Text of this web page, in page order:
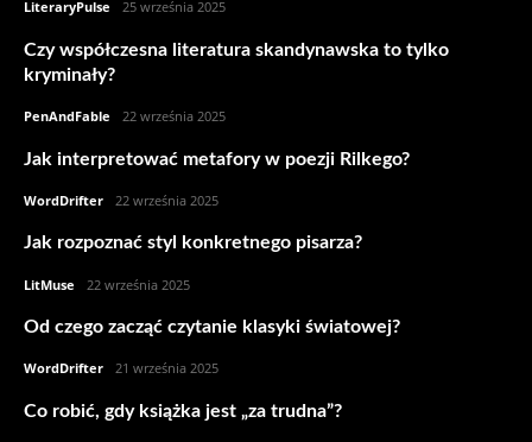
LiteraryPulse 25 września 2025
Czy współczesna literatura skandynawska to tylko
kryminały?
PenAndFable 22 września 2025
Jak interpretować metafory w poezji Rilkego?
WordDrifter 22 września 2025
Jak rozpoznać styl konkretnego pisarza?
LitMuse 22 września 2025
Od czego zacząć czytanie klasyki światowej?
WordDrifter 21 września 2025
Co robić, gdy książka jest „za trudna”?